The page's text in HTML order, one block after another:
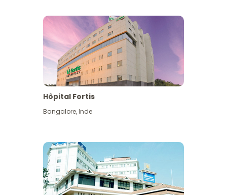
Hôpital Fortis
Bangalore,Inde